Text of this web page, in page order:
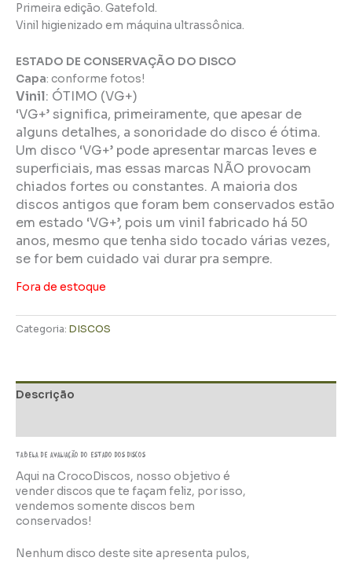
Primeira edição. Gatefold.
Vinil higienizado em máquina ultrassônica.
ESTADO DE CONSERVAÇÃO DO DISCO
Capa: conforme fotos!
Vinil: ÓTIMO (VG+)
‘VG+’ significa, primeiramente, que apesar de
alguns detalhes, a sonoridade do disco é ótima.
Um disco ‘VG+’ pode apresentar marcas leves e
superficiais, mas essas marcas NÃO provocam
chiados fortes ou constantes. A maioria dos
discos antigos que foram bem conservados estão
em estado ‘VG+’, pois um vinil fabricado há 50
anos, mesmo que tenha sido tocado várias vezes,
se for bem cuidado vai durar pra sempre.
Fora de estoque
Categoria: DISCOS
Descrição
TABELA DE AVALIAÇÃo do estado dos discos
Aqui na CrocoDiscos, nosso objetivo é
vender discos que te façam feliz, por isso,
vendemos somente discos bem
conservados!
Nenhum disco deste site apresenta pulos,